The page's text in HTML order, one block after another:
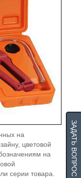
на
цветовой
на
серии товара.
ЗАДАТЬ ВОПРОС